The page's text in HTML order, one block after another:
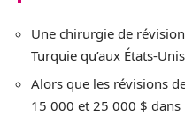
Une chirurgie de
Turquie qu’aux États-
Alors que les révisions
15 000 et 25 000 $ dans